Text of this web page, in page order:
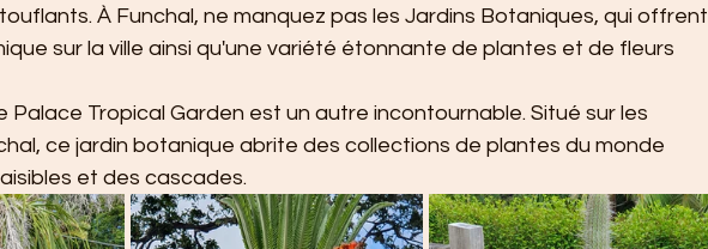
À Funchal, ne manquez pas les Jardins Botaniques, qui offrent
sur la ville ainsi qu'une variété étonnante de plantes et de fleurs
Palace Tropical Garden est un autre incontournable. Situé sur les
ce jardin botanique abrite des collections de plantes du monde
et des cascades.